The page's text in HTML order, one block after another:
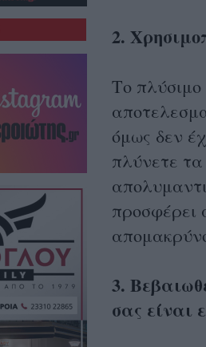
2.
Το πλύσιμο
όμως δεν
πλύνετε
προσφέρει
3.
σας είναι